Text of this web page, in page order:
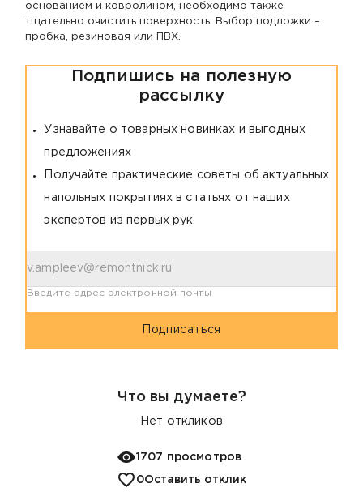
основанием и ковролином, необходимо также
тщательно очистить поверхность. Выбор подложки –
пробка, резиновая или ПВХ.
Подпишись на полезную
рассылку
Узнавайте о товарных новинках и выгодных
предложениях
Получайте практические советы об актуальных
напольных покрытиях в статьях от наших
экспертов из первых рук
Введите адрес электронной почты
Подписаться
Что вы думаете?
Нет откликов
1707 просмотров
0Оставить отклик